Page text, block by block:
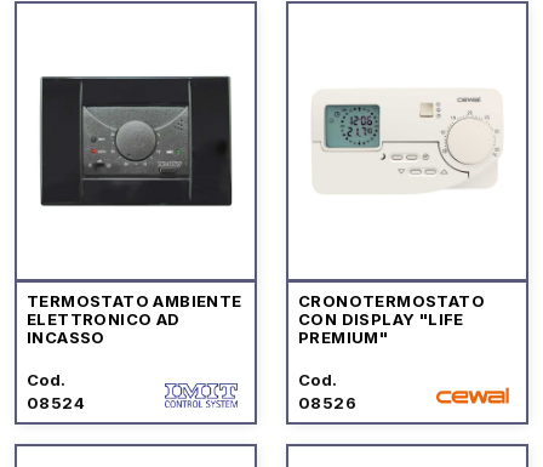
TERMOSTATO AMBIENTE
ELETTRONICO AD
INCASSO
Cod.
08524
CRONOTERMOSTATO
CON DISPLAY "LIFE
PREMIUM"
Cod.
08526